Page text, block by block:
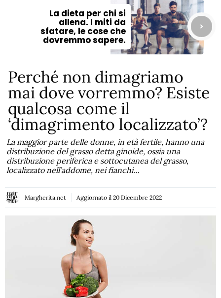
La dieta per chi si
allena. I miti da
sfatare, le cose che
dovremmo sapere.
Perché non dimagriamo
mai dove vorremmo? Esiste
qualcosa come il
‘dimagrimento localizzato’?
La maggior parte delle donne, in età fertile, hanno una
distribuzione del grasso detta ginoide, ossia una
distribuzione periferica e sottocutanea del grasso,
localizzato nell’addome, nei fianchi…
Margherita.net Aggiornato il 20 Dicembre 2022